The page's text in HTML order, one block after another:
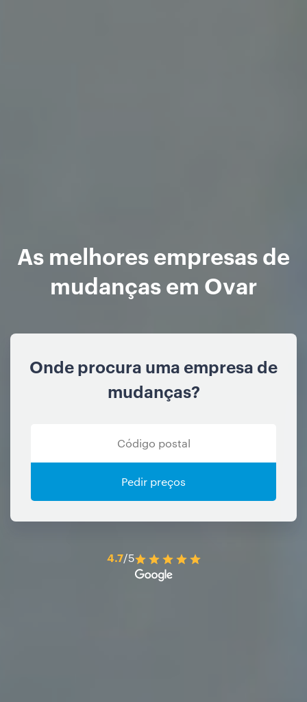
As melhores empresas de
mudanças em Ovar
Onde procura uma empresa de
mudanças?
Pedir preços
4.7/5